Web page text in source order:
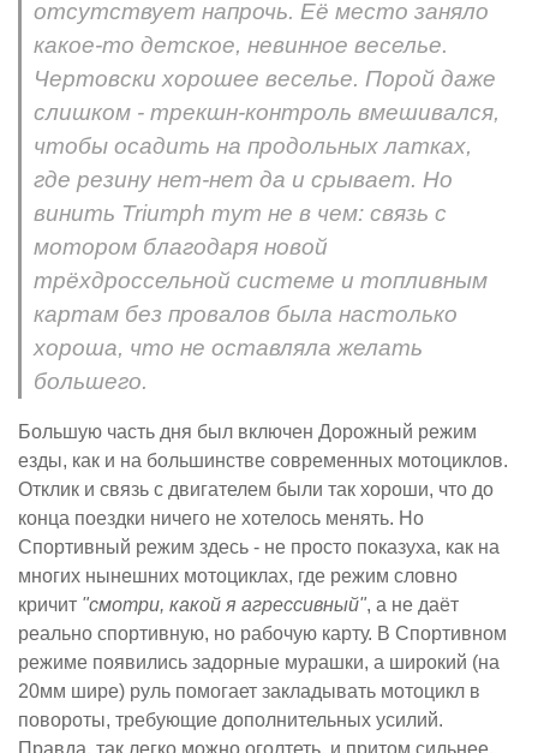
отсутствует напрочь. Её место заняло
какое-то детское, невинное веселье.
Чертовски хорошее веселье. Порой даже
слишком - трекшн-контроль вмешивался,
чтобы осадить на продольных латках,
где резину нет-нет да и срывает. Но
винить Triumph тут не в чем: связь с
мотором благодаря новой
трёхдроссельной системе и топливным
картам без провалов была настолько
хороша, что не оставляла желать
большего.
Большую часть дня был включен Дорожный режим
езды, как и на большинстве современных мотоциклов.
Отклик и связь с двигателем были так хороши, что до
конца поездки ничего не хотелось менять. Но
Спортивный режим здесь - не просто показуха, как на
многих нынешних мотоциклах, где режим словно
кричит "смотри, какой я агрессивный", а не даёт
реально спортивную, но рабочую карту. В Спортивном
режиме появились задорные мурашки, а широкий (на
20мм шире) руль помогает закладывать мотоцикл в
повороты, требующие дополнительных усилий.
Правда, так легко можно оголтеть, и притом сильнее,